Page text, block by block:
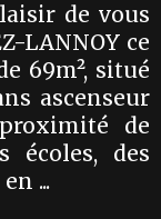
de vous
LANNOY ce
69m², situé
ascenseur
de
écoles, des
...